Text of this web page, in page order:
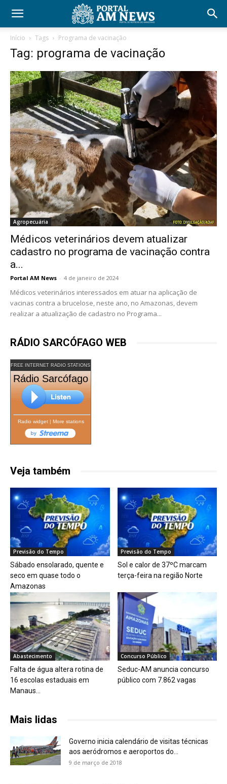
Início Tags Programa de vacinação
Tag: programa de vacinação
Agropecuária
Médicos veterinários devem atualizar
cadastro no programa de vacinação contra
a...
Portal AM News - 4 de janeiro de 2024
Médicos veterinários interessados em atuar na aplicação de
vacinas contra a brucelose, neste ano, no Amazonas, devem
realizar a atualização de cadastro no Programa...
RÁDIO SARCÓFAGO WEB
FREE INTERNET RADIO STATIONS
Rádio Sarcófago
Radio widget| More stations
Veja também
Previsão do Tempo
Sábado ensolarado, quente e
seco em quase todo o
Amazonas
Previsão do Tempo
Sol e calor de 37ºC marcam
terça-feira na região Norte
Abastecimento
Falta de água altera rotina de
16 escolas estaduais em
Manaus...
Concurso Público
Seduc-AM anuncia concurso
público com 7.862 vagas
Mais lidas
Governo inicia calendário de visitas técnicas
aos aeródromos e aeroportos do...
9 de março de 2018